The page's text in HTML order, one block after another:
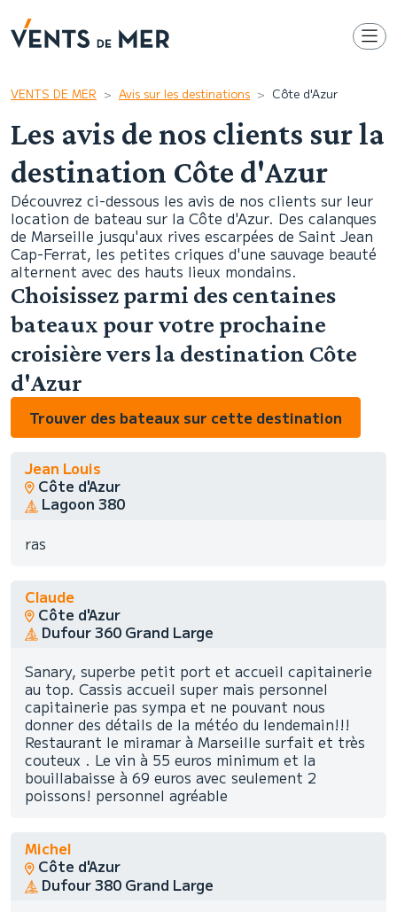
VENTS DE MER Avis sur les destinations Côte d'Azur
Les avis de nos clients sur la
destination Côte d'Azur
Découvrez ci-dessous les avis de nos clients sur leur
location de bateau sur la Côte d'Azur. Des calanques
de Marseille jusqu'aux rives escarpées de Saint Jean
Cap-Ferrat, les petites criques d'une sauvage beauté
alternent avec des hauts lieux mondains.
Choisissez parmi des centaines
bateaux pour votre prochaine
croisière vers la destination Côte
d'Azur
Trouver des bateaux sur cette destination
Jean Louis
Côte d'Azur
Lagoon 380
ras
Claude
Côte d'Azur
Dufour 360 Grand Large
Sanary, superbe petit port et accueil capitainerie
au top. Cassis accueil super mais personnel
capitainerie pas sympa et ne pouvant nous
donner des détails de la météo du lendemain!!!
Restaurant le miramar à Marseille surfait et très
couteux . Le vin à 55 euros minimum et la
bouillabaisse à 69 euros avec seulement 2
poissons! personnel agréable
Michel
Côte d'Azur
Dufour 380 Grand Large